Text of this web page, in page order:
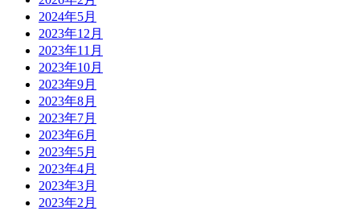
2024年5月
2023年12月
2023年11月
2023年10月
2023年9月
2023年8月
2023年7月
2023年6月
2023年5月
2023年4月
2023年3月
2023年2月